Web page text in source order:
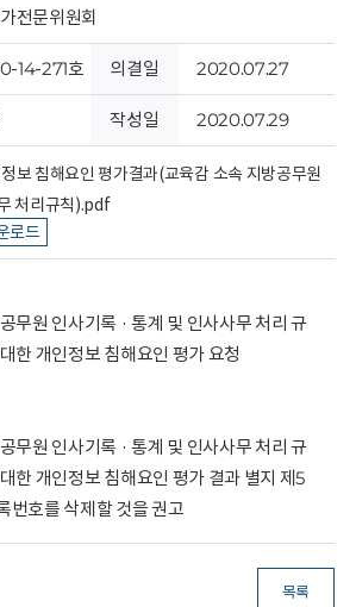
전문위원회
14-271호 의결일 2020.07.27
작성일 2020.07.29
보 침해요인 평가결과(교육감 소속 지방공무원
처리규칙).pdf
로드
무원 인사기록 · 통계 및 인사사무 처리 규
한 개인정보 침해요인 평가 요청
무원 인사기록 · 통계 및 인사사무 처리 규
한 개인정보 침해요인 평가 결과 별지 제5
번호를 삭제할 것을 권고
목록